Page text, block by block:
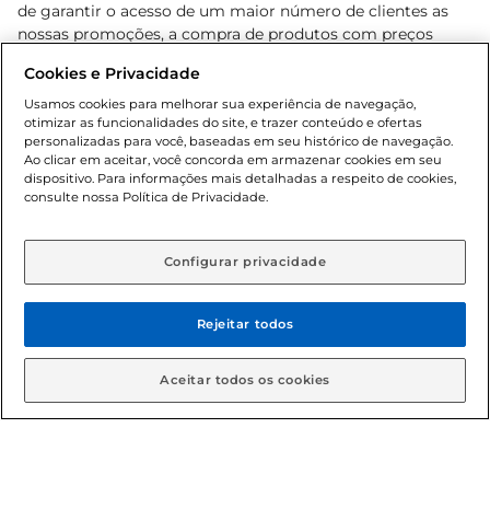
de garantir o acesso de um maior número de clientes as
nossas promoções, a compra de produtos com preços
cliente. Os preços, ofertas e condições são exclusivos para
o e-commerce e válidos durante o dia de hoje, podendo
sofrer alterações sem prévia notificação. Proibida a venda
de bebidas alcoólicas para menores de 18 anos, conforme
Lei n.º 8069/90, art. 81, inciso II (Estatuto da Criança e do
Adolescente). Preços e condições exclusivos para o
aviso prévio. O valor mínimo para as compras on-line é de
© 2026 Copyright. Todos os direitos
reservados Gbarbosa.
Cookies e Privacidade
Usamos cookies para melhorar sua experiência de navegação,
otimizar as funcionalidades do site, e trazer conteúdo e ofertas
personalizadas para você, baseadas em seu histórico de navegação.
Ao clicar em aceitar, você concorda em armazenar cookies em seu
dispositivo. Para informações mais detalhadas a respeito de cookies,
consulte nossa Política de Privacidade.
Configurar privacidade
Rejeitar todos
Aceitar todos os cookies